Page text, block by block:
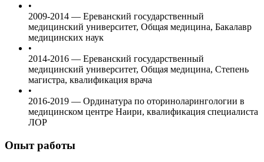
•
2009-2014 — Ереванский государственный
медицинский университет, Общая медицина, Бакалавр
медицинских наук
•
2014-2016 — Ереванский государственный
медицинский университет, Общая медицина, Степень
магистра, квалификация врача
•
2016-2019 — Ординатура по оториноларингологии в
медицинском центре Наири, квалификация специалиста
ЛОР
Опыт работы